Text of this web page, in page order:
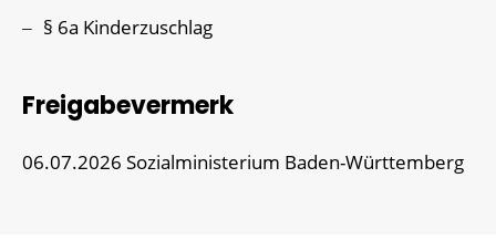
§ 6a Kinderzuschlag
Freigabevermerk
06.07.2026 Sozialministerium Baden-Württemberg